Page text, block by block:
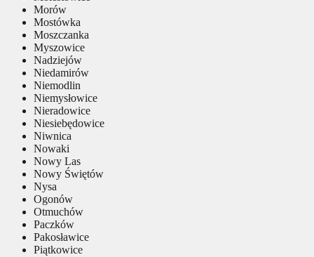
Morów
Mostówka
Moszczanka
Myszowice
Nadziejów
Niedamirów
Niemodlin
Niemysłowice
Nieradowice
Niesiebędowice
Niwnica
Nowaki
Nowy Las
Nowy Świętów
Nysa
Ogonów
Otmuchów
Paczków
Pakosławice
Piątkowice